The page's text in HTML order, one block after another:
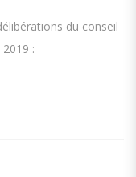
du conseil
: